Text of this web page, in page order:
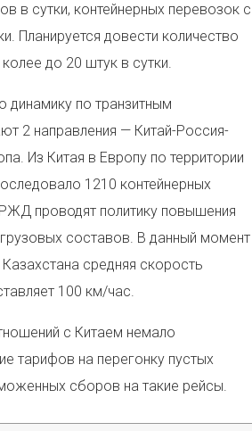
в сутки, контейнерных перевозок с
Планируется довести количество
до 20 штук в сутки.
по транзитным
2 направления — Китай-Россия-
Из Китая в Европу по территории
1210 контейнерных
проводят политику повышения
составов. В данный момент
средняя скорость
100 км/час.
с Китаем немало
тарифов на перегонку пустых
сборов на такие рейсы.